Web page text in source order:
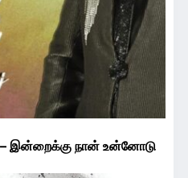
– இன்றைக்கு நான் உன்னோடு